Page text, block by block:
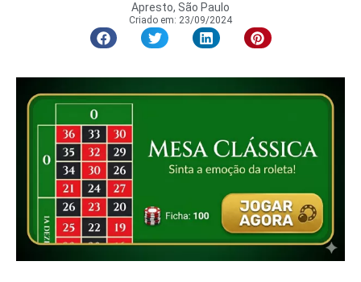
Apresto, São Paulo
Criado em: 23/09/2024